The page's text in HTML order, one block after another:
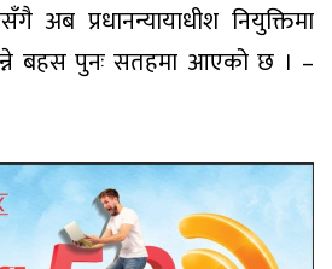
अब प्रधानन्यायाधीश नियुक्तिमा
भन्ने बहस पुनः सतहमा आएको छ । –